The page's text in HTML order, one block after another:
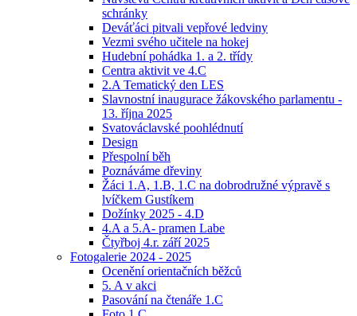
schránky
Deváťáci pitvali vepřové ledviny
Vezmi svého učitele na hokej
Hudební pohádka 1. a 2. třídy
Centra aktivit ve 4.C
2.A Tematický den LES
Slavnostní inaugurace žákovského parlamentu -
13. října 2025
Svatováclavské poohlédnutí
Design
Přespolní běh
Poznáváme dřeviny
Žáci 1.A, 1.B, 1.C na dobrodružné výpravě s
lvíčkem Gustíkem
Dožínky 2025 - 4.D
4.A a 5.A- pramen Labe
Čtyřboj 4.r. září 2025
Fotogalerie 2024 - 2025
Ocenění orientačních běžců
5. A v akci
Pasování na čtenáře 1.C